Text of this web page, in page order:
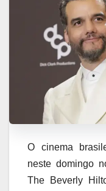
O cinema
neste domingo
The Beverly